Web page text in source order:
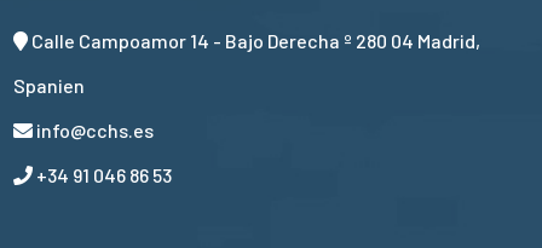
Calle Campoamor 14 - Bajo Derecha º 280 04 Madrid,
Spanien
info@cchs.es
+34 91 046 86 53